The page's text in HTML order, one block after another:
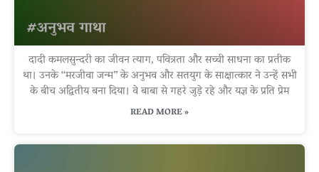
दादी कमलसुन्दरी का जीवन त्याग, पवित्रता और सच्ची साधना का प्रतीक
था। उनके “मरजीवा जन्म” के अनुभव और सतयुग के साक्षात्कार ने उन्हें सभी
के बीच अद्वितीय बना दिया। वे बाबा से गहरे जुड़े रहे और यज्ञ के प्रति प्रेम
READ MORE »